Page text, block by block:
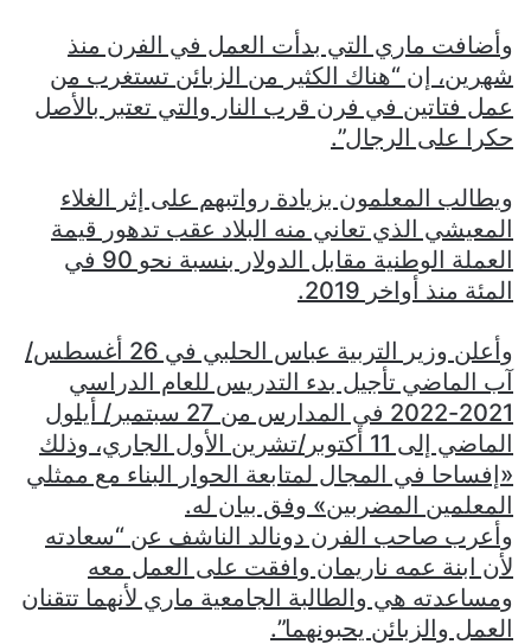
وأضافت ماري التي بدأت العمل في الفرن منذ
شهرين، إن “هناك الكثير من الزبائن تستغرب من
عمل فتاتين في فرن قرب النار والتي تعتبر بالأصل
حكرا على الرجال”.
ويطالب المعلمون بزيادة رواتبهم على إثر الغلاء
المعيشي الذي تعاني منه البلاد عقب تدهور قيمة
العملة الوطنية مقابل الدولار بنسبة نحو 90 في
المئة منذ أواخر 2019‎.
وأعلن وزير التربية عباس الحلبي في 26 أغسطس/
آب الماضي تأجيل بدء التدريس للعام الدراسي
2021-2022 في المدارس من 27 سبتمبر/ أيلول
الماضي إلى 11 أكتوبر/تشرين الأول الجاري، وذلك
«إفساحا في المجال لمتابعة الحوار البناء مع ممثلي
المعلمين المضربين» وفق بيان له.
وأعرب صاحب الفرن دونالد الناشف عن “سعادته
لأن ابنة عمه ناريمان وافقت على العمل معه
ومساعدته هي والطالبة الجامعية ماري لأنهما تتقنان
العمل والزبائن يحبونهما”.